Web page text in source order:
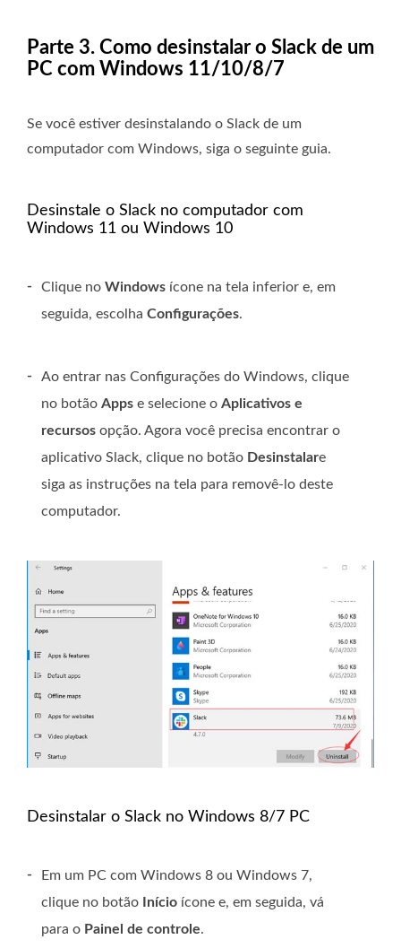
Parte 3. Como desinstalar o Slack de um
PC com Windows 11/10/8/7
Se você estiver desinstalando o Slack de um
computador com Windows, siga o seguinte guia.
Desinstale o Slack no computador com
Windows 11 ou Windows 10
- Clique no Windows ícone na tela inferior e, em
seguida, escolha Configurações.
-
Ao entrar nas Configurações do Windows, clique
no botão Apps e selecione o Aplicativos e
recursos opção. Agora você precisa encontrar o
aplicativo Slack, clique no botão Desinstalare
siga as instruções na tela para removê-lo deste
computador.
Desinstalar o Slack no Windows 8/7 PC
-
Em um PC com Windows 8 ou Windows 7,
clique no botão
Início ícone e, em seguida, vá
para o Painel de controle.